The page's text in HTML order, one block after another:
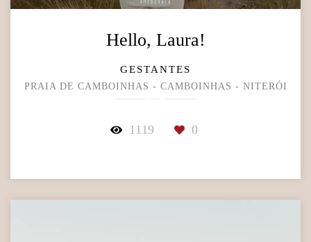
Hello, Laura!
GESTANTES
PRAIA DE CAMBOINHAS - CAMBOINHAS - NITERÓI
1119 0